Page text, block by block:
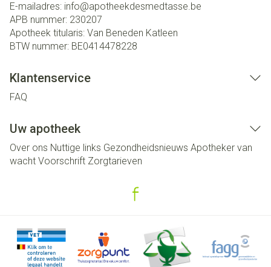
E-mailadres: info@apotheekdesmedtasse.be
APB nummer: 230207
Apotheek titularis: Van Beneden Katleen
BTW nummer: BE0414478228
Klantenservice
FAQ
Uw apotheek
Over ons Nuttige links Gezondheidsnieuws Apotheker van
wacht Voorschrift Zorgtarieven